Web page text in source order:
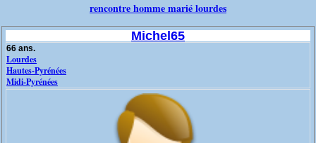
rencontre homme marié lourdes
Michel65
66 ans.
Lourdes
Hautes-Pyrénées
Midi-Pyrénées